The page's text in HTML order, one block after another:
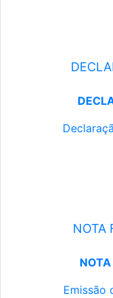
NOTA
Emissão